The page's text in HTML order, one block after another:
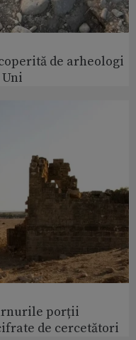
de arheologi
porții
de cercetători